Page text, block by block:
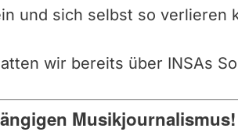
und sich selbst so verlieren
wir bereits über INSAs
Musikjournalismus!